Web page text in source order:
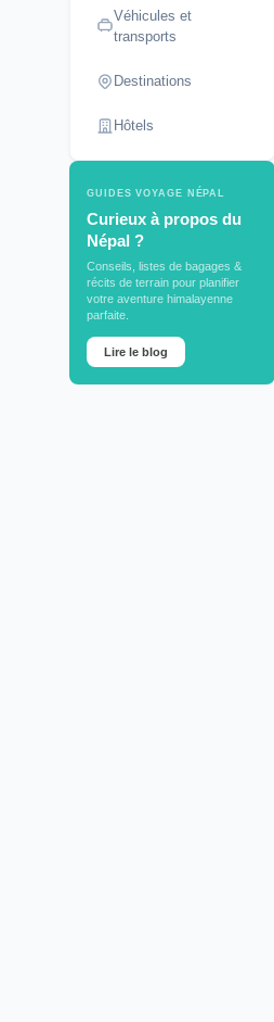
Véhicules et
transports
Destinations
Hôtels
GUIDES VOYAGE NÉPAL
Curieux à propos du
Népal ?
Conseils, listes de bagages &
récits de terrain pour planifier
votre aventure himalayenne
parfaite.
Lire le blog